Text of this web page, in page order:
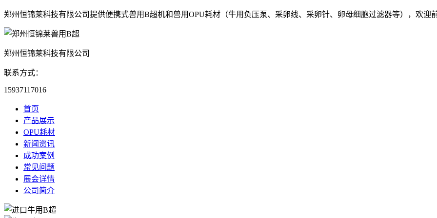
郑州恒锦莱科技有限公司提供便携式兽用B超机和兽用OPU耗材（牛用负压泵、采卵线、采卵针、卵母细胞过滤器等），欢迎
郑州恒锦莱科技有限公司
联系方式：
15937117016
首页
产品展示
OPU耗材
新闻资讯
成功案例
常见问题
展会详情
公司简介